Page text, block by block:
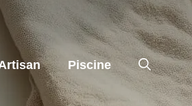
Piscine